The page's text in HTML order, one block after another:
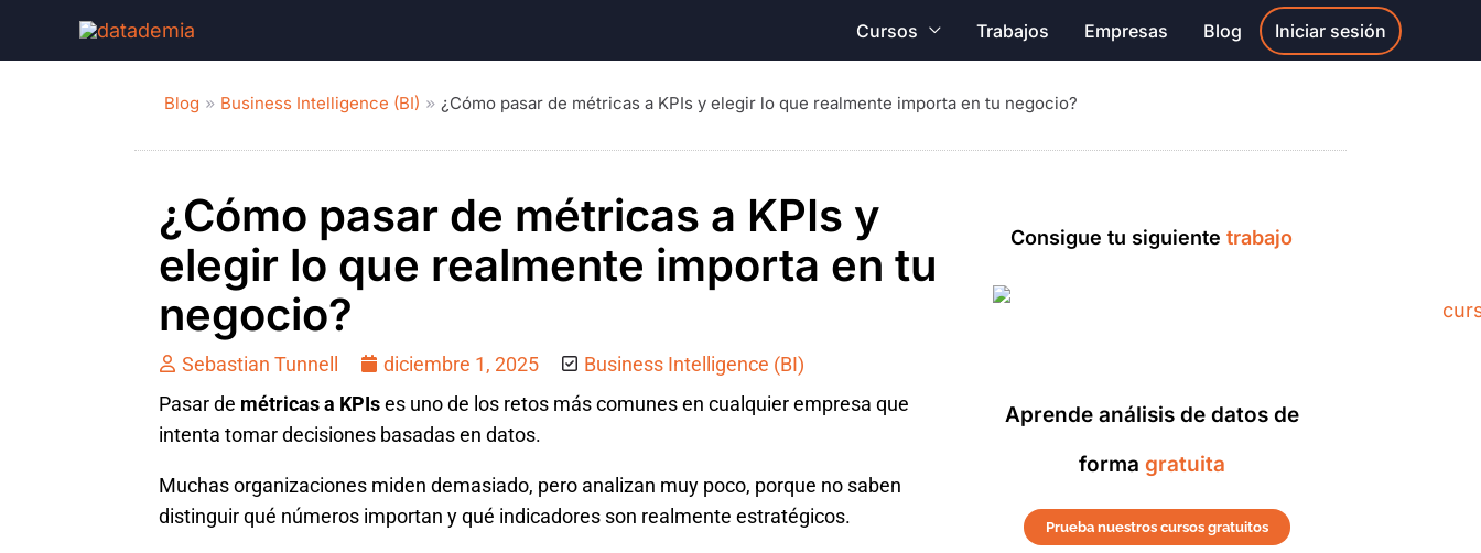
Cursos Trabajos Empresas Blog Iniciar sesión
Blog Business Intelligence (BI) ¿Cómo pasar de métricas a KPIs y elegir lo que realmente importa en tu negocio?
¿Cómo pasar de métricas a KPIs y
elegir lo que realmente importa en tu
negocio?
Sebastian Tunnell diciembre 1, 2025
Business Intelligence (BI)
Pasar de métricas a KPIses uno de los retos más comunes en cualquier empresa que
intenta tomar decisiones basadas en datos.
Muchas organizaciones miden demasiado, pero analizan muy poco, porque no saben
distinguir qué números importan y qué indicadores son realmente estratégicos.
Consigue tu siguientetrabajo
Aprende análisis de datos de
forma gratuita
Prueba nuestros cursos gratuitos